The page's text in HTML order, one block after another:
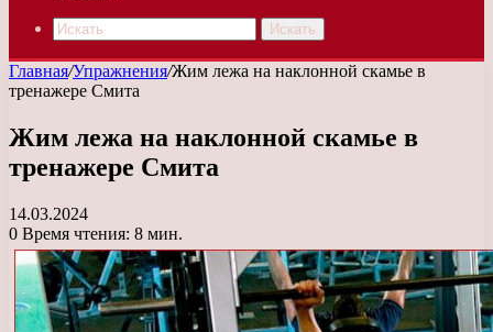
Искать
Главная/Упражнения/Жим лежа на наклонной скамье в
тренажере Смита
Жим лежа на наклонной скамье в
тренажере Смита
14.03.2024
0 Время чтения: 8 мин.